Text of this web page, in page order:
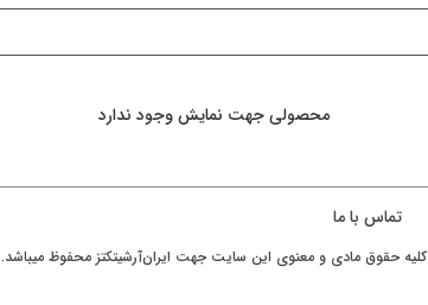
محصولی جهت نمایش وجود ندارد
تماس با ما
کليه حقوق مادی و معنوی اين سايت جهت ایران‌آرشیتکتز محفوظ ميباشد.